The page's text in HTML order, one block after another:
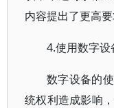
内容提出了更高要
4.使用数字设
数字设备的
统权利造成影响